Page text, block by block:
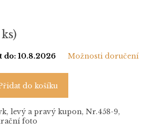
ks)
do: 10.8.2026 Možnosti doručení
do košíku
levý a pravý kupon, Nr.458-9,
foto